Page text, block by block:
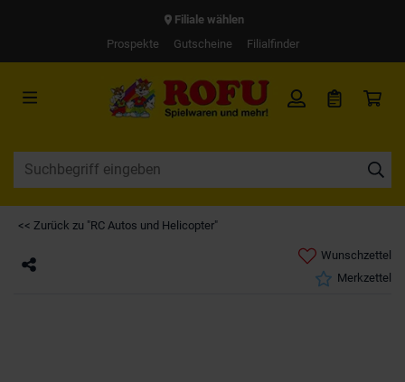
Filiale wählen
Prospekte
Gutscheine Filialfinder
<< Zurück zu "RC Autos und Helicopter"
Wunschzettel
Merkzettel